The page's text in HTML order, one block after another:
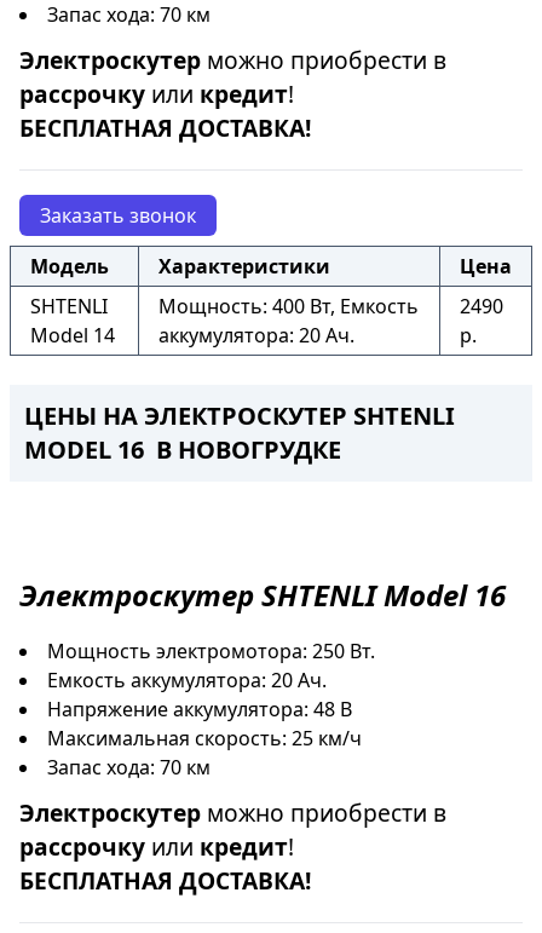
Запас хода: 70 км
Электроскутер можно приобрести в
рассрочку или кредит!
БЕСПЛАТНАЯ ДОСТАВКА!
Заказать звонок
Модель
Характеристики
Цена
SHTENLI
Model 14
Мощность: 400 Вт, Емкость
аккумулятора: 20 Ач.
2490
р.
ЦЕНЫ НА ЭЛЕКТРОСКУТЕР SHTENLI
MODEL 16 В НОВОГРУДКЕ
ЭлектроскутерSHTENLI Model 16
Мощность электромотора: 250 Вт.
Емкость аккумулятора: 20 Ач.
Напряжение аккумулятора: 48 В
Максимальная скорость: 25 км/ч
Запас хода: 70 км
Электроскутер можно приобрести в
рассрочку или кредит!
БЕСПЛАТНАЯ ДОСТАВКА!